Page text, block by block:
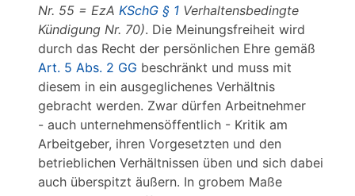
Nr. 55 = EzA KSchG § 1 Verhaltensbedingte
Kündigung Nr. 70). Die Meinungsfreiheit wird
durch das Recht der persönlichen Ehre gemäß
Art. 5 Abs. 2 GG beschränkt und muss mit
diesem in ein ausgeglichenes Verhältnis
gebracht werden. Zwar dürfen Arbeitnehmer
- auch unternehmensöffentlich - Kritik am
Arbeitgeber, ihren Vorgesetzten und den
betrieblichen Verhältnissen üben und sich dabei
auch überspitzt äußern. In grobem Maße